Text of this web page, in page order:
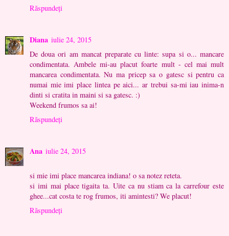
Răspundeți
Diana iulie 24, 2015
De doua ori am mancat preparate cu linte: supa si o... mancare
condimentata. Ambele mi-au placut foarte mult - cel mai mult
mancarea condimentata. Nu ma pricep sa o gatesc si pentru ca
numai mie imi place lintea pe aici... ar trebui sa-mi iau inima-n
dinti si cratita in maini si sa gatesc. :)
Weekend frumos sa ai!
Răspundeți
Ana iulie 24, 2015
si mie imi place mancarea indiana! o sa notez reteta.
si imi mai place tigaita ta. Uite ca nu stiam ca la carrefour este
ghee...cat costa te rog frumos, iti amintesti? We placut!
Răspundeți